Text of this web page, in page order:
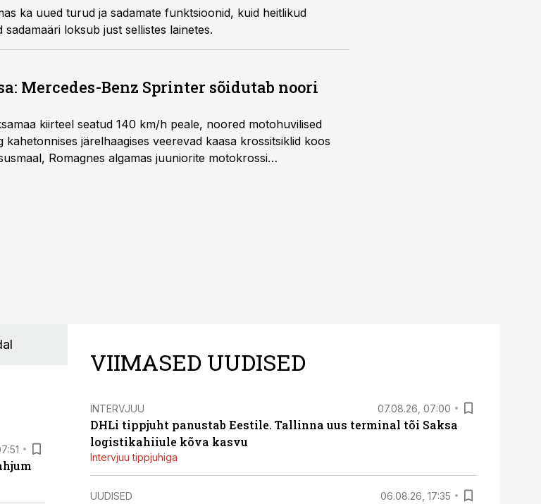
ka uued turud ja sadamate funktsioonid, kuid heitlikud
loksub just sellistes lainetes.
Mercedes-Benz Sprinter sõidutab noori
kiirteel seatud 140 km/h peale, noored motohuvilised
järelhaagises veerevad kaasa krossitsiklid koos
Romagnes algamas juuniorite motokrossi
VIIMASED UUDISED
INTERVJUU 07.08.26, 07:00
DHLi tippjuht panustab Eestile. Tallinna uus terminal tõi Saksa
logistikahiiule kõva kasvu
Intervjuu tippjuhiga
UUDISED 06.08.26, 17:35